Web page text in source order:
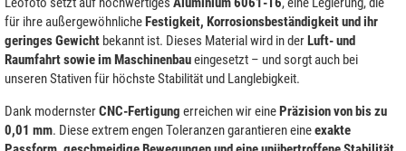
für ihre außergewöhnlicheFestigkeit, Korrosionsbeständigkeit und ihr
geringes Gewicht bekannt ist. Dieses Material wird in derLuft- und
Raumfahrt sowie im Maschinenbaueingesetzt – und sorgt auch bei
unseren Stativen für höchste Stabilität und Langlebigkeit.
Dank modernsterCNC-Fertigung erreichen wir einePräzision von bis zu
0,01 mm. Diese extrem engen Toleranzen garantieren eineexakte